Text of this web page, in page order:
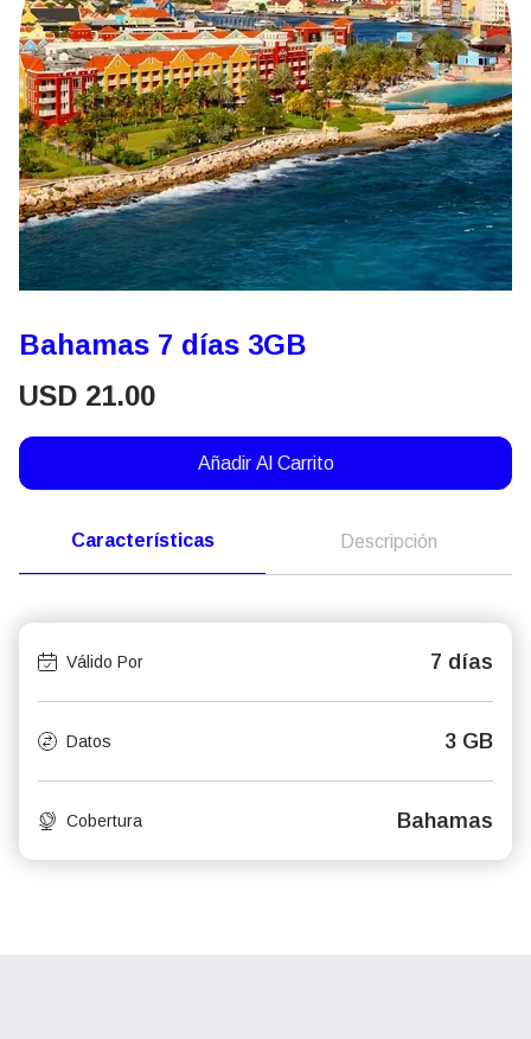
Bahamas 7 días 3GB
USD 21.00
Añadir Al Carrito
Características Descripción
Válido Por 7 días
Datos 3 GB
Cobertura Bahamas